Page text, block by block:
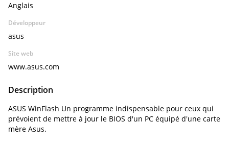
Anglais
Développeur
asus
Site web
www.asus.com
Description
ASUS WinFlash Un programme indispensable pour ceux qui
prévoient de mettre à jour le BIOS d'un PC équipé d'une carte
mère Asus.